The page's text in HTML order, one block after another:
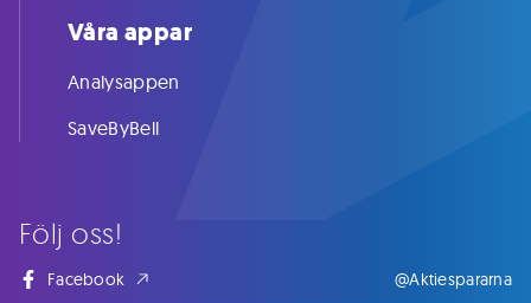
Följ oss!
Facebook @Aktiespararna
Våra appar
Analysappen
SaveByBell